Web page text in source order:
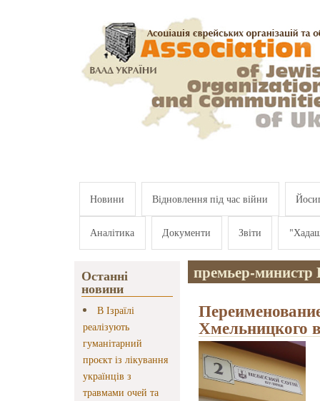
Новини Відновлення під час війни
Аналітика Документи Звіти
Останні
новини
В Ізраїлі
реалізують
гуманітарний
проєкт із лікування
українців з
травмами очей та
премьер-министр
Хмельницкого